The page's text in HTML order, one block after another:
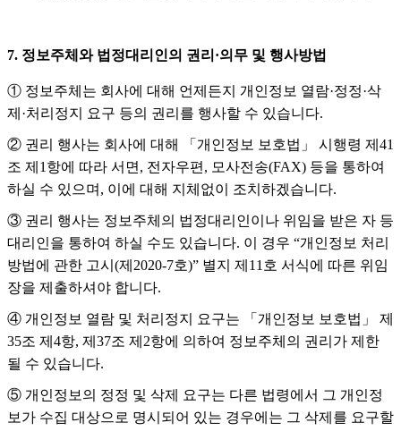
7. 정보주체와 법정대리인의 권리·의무 및 행사방법
① 정보주체는 회사에 대해 언제든지 개인정보 열람·정정·삭
제·처리정지 요구 등의 권리를 행사할 수 있습니다.
② 권리 행사는 회사에 대해 「개인정보 보호법」 시행령 제41
조 제1항에 따라 서면, 전자우편, 모사전송(FAX) 등을 통하여
하실 수 있으며, 이에 대해 지체없이 조치하겠습니다.
③ 권리 행사는 정보주체의 법정대리인이나 위임을 받은 자 등
대리인을 통하여 하실 수도 있습니다. 이 경우 “개인정보 처리
방법에 관한 고시(제2020-7호)” 별지 제11호 서식에 따른 위임
장을 제출하셔야 합니다.
④ 개인정보 열람 및 처리정지 요구는 「개인정보 보호법」 제
35조 제4항, 제37조 제2항에 의하여 정보주체의 권리가 제한
될 수 있습니다.
⑤ 개인정보의 정정 및 삭제 요구는 다른 법령에서 그 개인정
보가 수집 대상으로 명시되어 있는 경우에는 그 삭제를 요구할